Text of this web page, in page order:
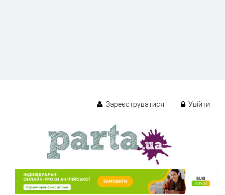
Зареєструватися Увійти